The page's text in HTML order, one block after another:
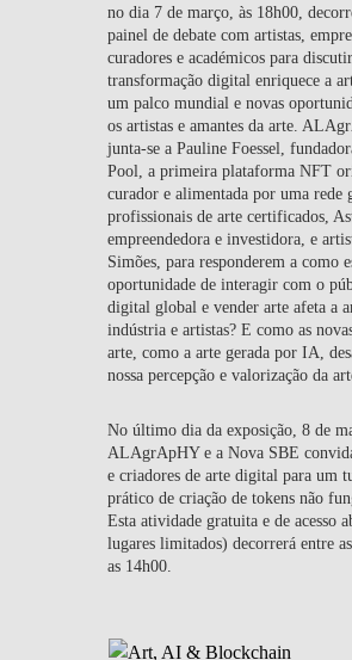
no dia 7 de março, às 18h00,
painel de debate com artistas,
curadores e académicos para
transformação digital enriquece a
um palco mundial e novas
os artistas e amantes da arte.
junta-se a Pauline Foessel,
Pool, a primeira plataforma NFT
curador e alimentada por uma rede
profissionais de arte certificados,
empreendedora e investidora, e
Simões, para responderem a como
oportunidade de interagir com o
digital global e vender arte afeta a
indústria e artistas? E como as
arte, como a arte gerada por IA,
nossa percepção e valorização da
No último dia da exposição, 8 de
ALAgrApHY e a Nova SBE
e criadores de arte digital para um
prático de criação de tokens não
Esta atividade gratuita e de acesso
lugares limitados) decorrerá entre
as 14h00.